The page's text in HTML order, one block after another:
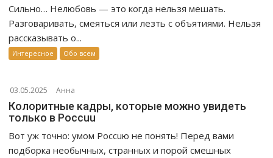
Сильно… Нелюбовь — это когда нельзя мешать.
Разговаривать, смеяться или лезть с объятиями. Нельзя
рассказывать о...
Интересное Обо всем
03.05.2025 Анна
Колоритные кадры, которые можно увидеть
только в Россuu
Вот уж точно: умом Россuю не понять! Перед вами
подборка необычных, странных и порой смешных